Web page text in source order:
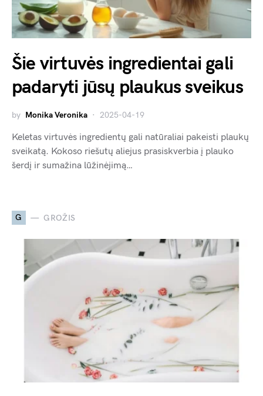
Šie virtuvės ingredientai gali
padaryti jūsų plaukus sveikus
by Monika Veronika 2025-04-19
Keletas virtuvės ingredientų gali natūraliai pakeisti plaukų
sveikatą. Kokoso riešutų aliejus prasiskverbia į plauko
šerdį ir sumažina lūžinėjimą…
G GROŽIS